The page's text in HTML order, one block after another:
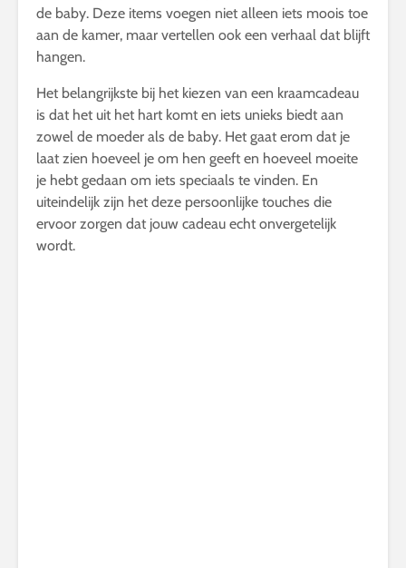
de baby. Deze items voegen niet alleen iets moois toe
aan de kamer, maar vertellen ook een verhaal dat blijft
hangen.
Het belangrijkste bij het kiezen van een kraamcadeau
is dat het uit het hart komt en iets unieks biedt aan
zowel de moeder als de baby. Het gaat erom dat je
laat zien hoeveel je om hen geeft en hoeveel moeite
je hebt gedaan om iets speciaals te vinden. En
uiteindelijk zijn het deze persoonlijke touches die
ervoor zorgen dat jouw cadeau echt onvergetelijk
wordt.